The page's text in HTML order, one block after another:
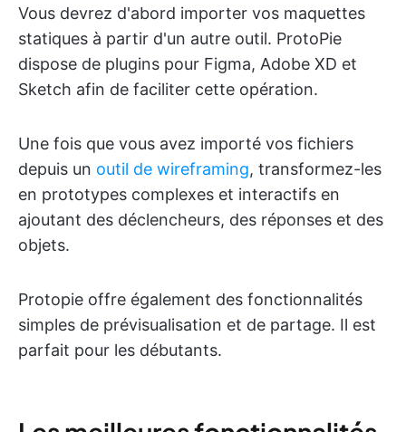
Vous devrez d'abord importer vos maquettes
statiques à partir d'un autre outil. ProtoPie
dispose de plugins pour Figma, Adobe XD et
Sketch afin de faciliter cette opération.
Une fois que vous avez importé vos fichiers
depuis un outil de wireframing, transformez-les
en prototypes complexes et interactifs en
ajoutant des déclencheurs, des réponses et des
objets.
Protopie offre également des fonctionnalités
simples de prévisualisation et de partage. Il est
parfait pour les débutants.